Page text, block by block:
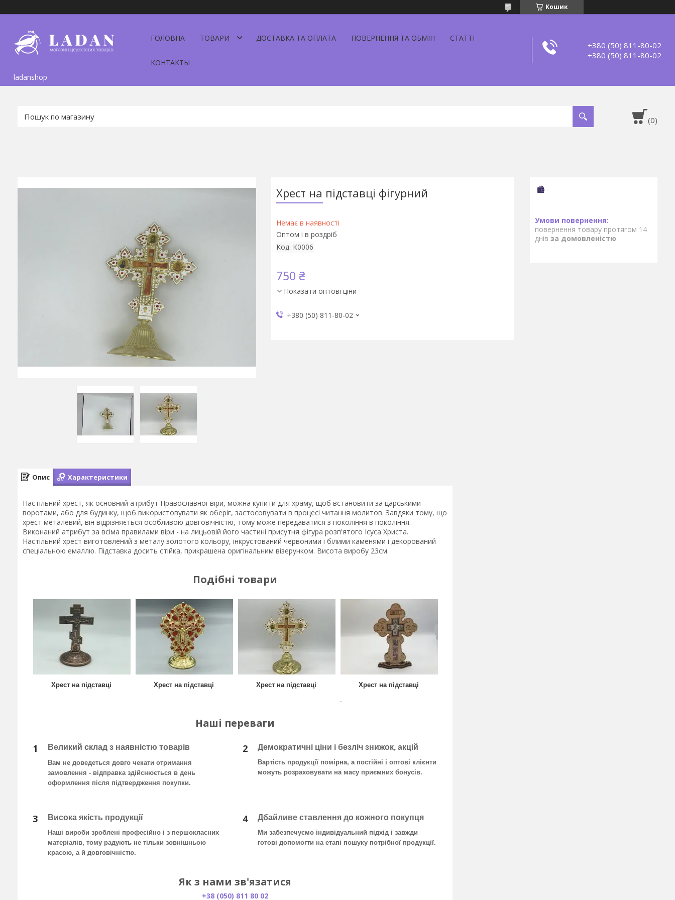
Кошик
ladanshop
ГОЛОВНА ТОВАРИ ДОСТАВКА ТА ОПЛАТА ПОВЕРНЕННЯ ТА ОБМІН СТАТТІ
КОНТАКТЫ
+380 (50) 811-80-02
+380 (50) 811-80-02
Хрест на підставці фігурний
Немає в наявності
Оптом і в роздріб
Код: К0006
750 ₴
Показати оптові ціни
+380 (50) 811-80-02
повернення товару протягом 14
днів за домовленістю
Опис Характеристики
Настільний хрест, як основний атрибут Православної віри, можна купити для храму, щоб встановити за царськими
воротами, або для будинку, щоб використовувати як оберіг, застосовувати в процесі читання молитов. Завдяки тому, що
хрест металевий, він відрізняється особливою довговічністю, тому може передаватися з покоління в покоління.
Виконаний атрибут за всіма правилами віри - на лицьовій його частині присутня фігура розп'ятого Ісуса Христа.
Настільний хрест виготовлений з металу золотого кольору, інкрустований червоними і білими каменями і декорований
спеціальною емаллю. Підставка досить стійка, прикрашена оригінальним візерунком. Висота виробу 23см.
Подібні товари
Хрест на підставці Хрест на підставці Хрест на підставці
Хрест на підставці
Наші переваги
1 Великий склад з наявністю товарів
Вам не доведеться довго чекати отримання
замовлення - відправка здійснюється в день
оформлення після підтвердження покупки.
2 Демократичні ціни і безліч знижок, акцій
Вартість продукції помірна, а постійні і оптові клієнти
можуть розраховувати на масу приємних бонусів.
3 Висока якість продукції
Наші вироби зроблені професійно і з першокласних
матеріалів, тому радують не тільки зовнішньою
красою, а й довговічністю.
4 Дбайливе ставлення до кожного покупця
Ми забезпечуємо індивідуальний підхід і завжди
готові допомогти на етапі пошуку потрібної продукції.
Як з нами зв'язатися
+38 (050) 811 80 02